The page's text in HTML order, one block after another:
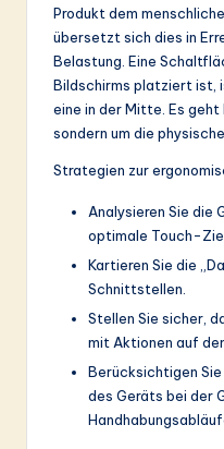
Produkt dem
übersetzt sich dies in
Belastung. Eine
Bildschirms platziert ist,
eine in der Mitte. Es geht
sondern um die
Strategien zur
Analysieren Sie die
optimale Touch-
Kartieren Sie die
Schnittstellen.
Stellen Sie sicher,
mit Aktionen auf
Berücksichtigen
des Geräts bei der